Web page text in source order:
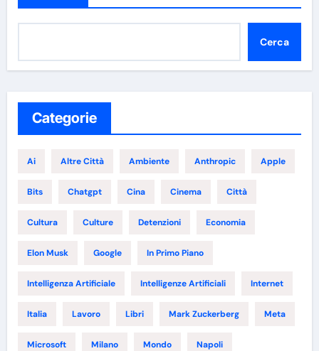
Cerca
Categorie
Ai Altre Città Ambiente Anthropic Apple
Bits Chatgpt Cina Cinema Città
Cultura Culture Detenzioni Economia
Elon Musk Google In Primo Piano
Intelligenza Artificiale Intelligenze Artificiali Internet
Italia Lavoro Libri Mark Zuckerberg Meta
Microsoft Milano Mondo Napoli